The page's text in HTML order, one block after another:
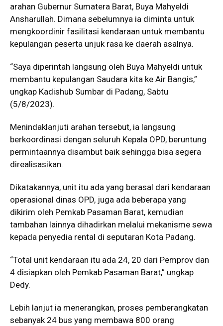
arahan Gubernur Sumatera Barat, Buya Mahyeldi
Ansharullah. Dimana sebelumnya ia diminta untuk
mengkoordinir fasilitasi kendaraan untuk membantu
kepulangan peserta unjuk rasa ke daerah asalnya.
“Saya diperintah langsung oleh Buya Mahyeldi untuk
membantu kepulangan Saudara kita ke Air Bangis,”
ungkap Kadishub Sumbar di Padang, Sabtu
(5/8/2023).
Menindaklanjuti arahan tersebut, ia langsung
berkoordinasi dengan seluruh Kepala OPD, beruntung
permintaannya disambut baik sehingga bisa segera
direalisasikan.
Dikatakannya, unit itu ada yang berasal dari kendaraan
operasional dinas OPD, juga ada beberapa yang
dikirim oleh Pemkab Pasaman Barat, kemudian
tambahan lainnya dihadirkan melalui mekanisme sewa
kepada penyedia rental di seputaran Kota Padang.
“Total unit kendaraan itu ada 24, 20 dari Pemprov dan
4 disiapkan oleh Pemkab Pasaman Barat,” ungkap
Dedy.
Lebih lanjut ia menerangkan, proses pemberangkatan
sebanyak 24 bus yang membawa 800 orang